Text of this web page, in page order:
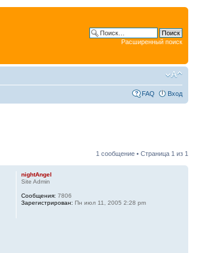
Расширенный поиск
FAQ Вход
1 сообщение • Страница 1 из 1
nightAngel
Site Admin
Сообщения: 7806
Зарегистрирован: Пн июл 11, 2005 2:28 pm